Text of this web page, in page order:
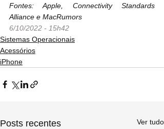
Fontes: Apple, Connectivity Standards
Alliance e MacRumors
6/10/2022 - 15h42
Sistemas Operacionais
Acessórios
iPhone
Posts recentes Ver tudo